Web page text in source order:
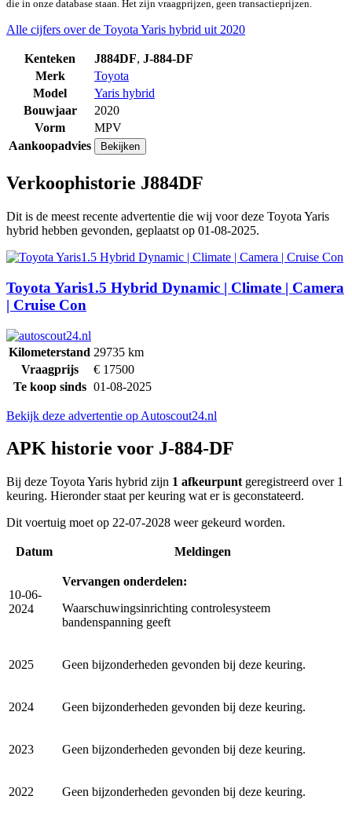
die in onze database staan. Het zijn vraagprijzen, geen transactieprijzen.
Alle cijfers over de Toyota Yaris hybrid uit 2020
Kenteken J884DF, J-884-DF
Merk
Toyota
Model
Yaris hybrid
Bouwjaar
2020
Vorm
MPV
Aankoopadvies
Bekijken
Verkoophistorie J884DF
Dit is de meest recente advertentie die wij voor deze Toyota Yaris
hybrid hebben gevonden, geplaatst op 01-08-2025.
Toyota Yaris1.5 Hybrid Dynamic | Climate | Camera
| Cruise Con
Kilometerstand 29735 km
Vraagprijs
€ 17500
Te koop sinds 01-08-2025
Bekijk deze advertentie op Autoscout24.nl
APK historie voor J-884-DF
Bij deze Toyota Yaris hybrid zijn 1 afkeurpunt geregistreerd over 1
keuring. Hieronder staat per keuring wat er is geconstateerd.
Dit voertuig moet op 22-07-2028 weer gekeurd worden.
Datum Meldingen
10-06-
2024
Vervangen onderdelen:
Waarschuwingsinrichting controlesysteem
bandenspanning geeft
2025 Geen bijzonderheden gevonden bij deze keuring.
2024 Geen bijzonderheden gevonden bij deze keuring.
2023 Geen bijzonderheden gevonden bij deze keuring.
2022 Geen bijzonderheden gevonden bij deze keuring.